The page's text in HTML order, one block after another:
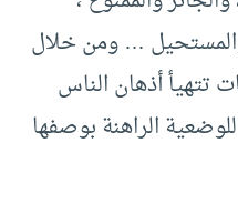
والمستحيل … ومن خلال
تتهيأ أذهان الناس
الراهنة بوصفها